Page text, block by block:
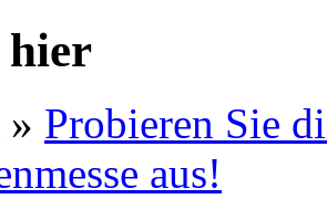
hier
» Probieren Sie
aus!